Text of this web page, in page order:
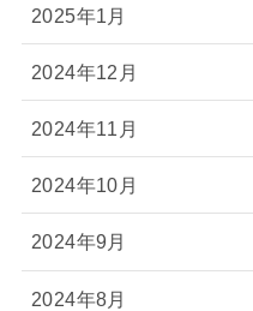
2025年1月
2024年12月
2024年11月
2024年10月
2024年9月
2024年8月